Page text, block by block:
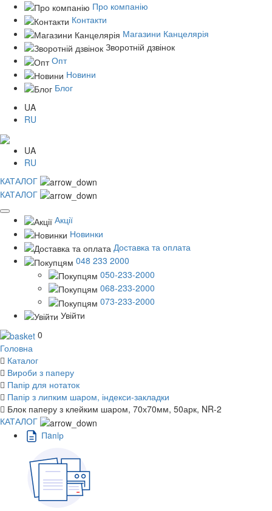
Про компанію
Контакти
Магазини Канцелярія
Зворотній дзвінок
Опт
Новини
Блог
UA
RU
UA
RU
КАТАЛОГ
КАТАЛОГ
Акції
Новинки
Доставка та оплата
048 233 2000
050-233-2000
068-233-2000
073-233-2000
Увійти
0
Головна
Каталог
Вироби з паперу
Папір для нотаток
Папір з липким шаром, індекси-закладки
Блок паперу з клейким шаром, 70х70мм, 50арк, NR-2
КАТАЛОГ
Пaпiр